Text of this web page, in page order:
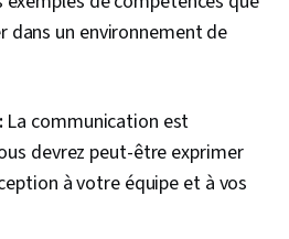
dans un environnement de
La communication est
devrez peut-être exprimer
à votre équipe et à vos